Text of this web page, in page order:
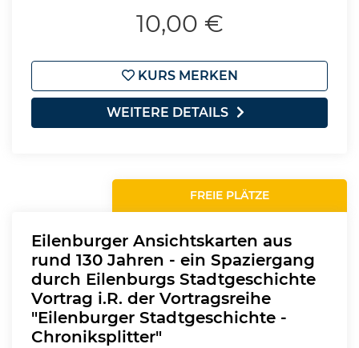
10,00 €
KURS MERKEN
WEITERE DETAILS
FREIE PLÄTZE
Eilenburger Ansichtskarten aus
rund 130 Jahren - ein Spaziergang
durch Eilenburgs Stadtgeschichte
Vortrag i.R. der Vortragsreihe
"Eilenburger Stadtgeschichte -
Chroniksplitter"